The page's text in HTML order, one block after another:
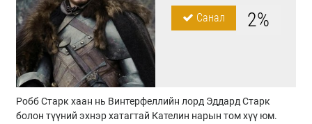
Санал 2%
Робб Старк хаан нь Винтерфеллийн лорд Эддард Старк
болон түүний эхнэр хатагтай Кателин нарын том хүү юм.